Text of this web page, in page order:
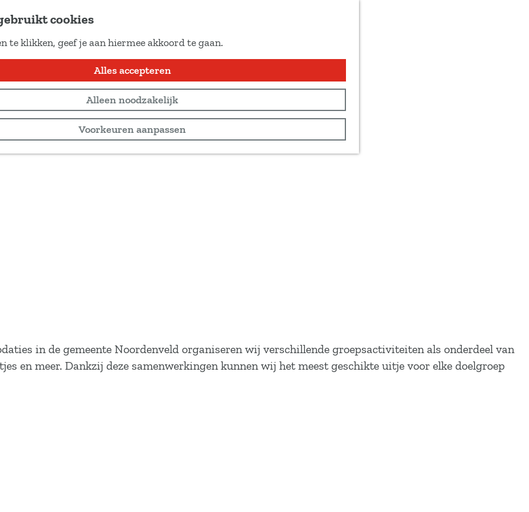
cookies
te klikken, geef je aan hiermee akkoord te gaan.
Alles accepteren
Alleen noodzakelijk
Voorkeuren aanpassen
in de gemeente Noordenveld organiseren wij verschillende groepsactiviteiten als onderdeel van
en meer. Dankzij deze samenwerkingen kunnen wij het meest geschikte uitje voor elke doelgroep